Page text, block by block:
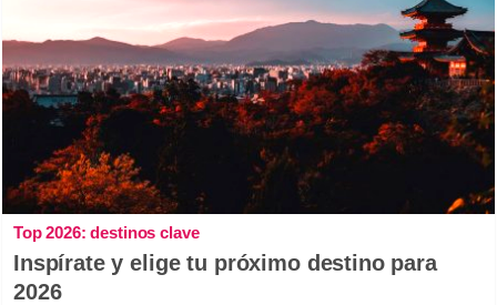
Top 2026: destinos clave
Inspírate y elige tu próximo destino para
2026